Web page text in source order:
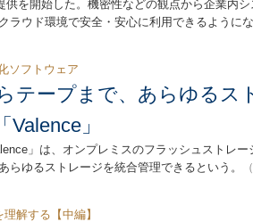
を開始した。機密性などの観点から企業内
ラウド環境で安全・安心に利用できるようにな
ソフトウェア
テープまで、あらゆるス
」
」は、オンプレミスのフラッシュストレー
らゆるストレージを統合管理できるという。
解する【中編】